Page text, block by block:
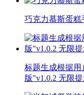
巧克力慕斯蛋糕
标题生成根据
版"v1.0.2 无限